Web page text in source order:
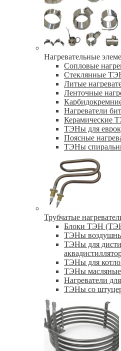
Нагревательные
Сопловые
Стеклянные
Литые
Ленточные
Нагреватели
Керамические
ТЭНы для
Поясные
ТЭНы
Трубчатые
Блоки ТЭН
ТЭНы
ТЭНы для
ТЭНы для
ТЭНы масляные
Нагреватели
ТЭНы со